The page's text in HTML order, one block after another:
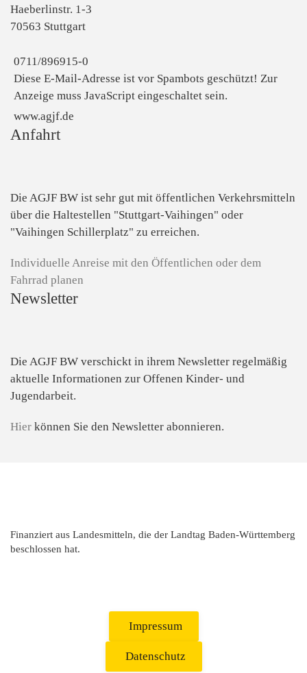
Haeberlinstr. 1-3
70563 Stuttgart
0711/896915-0
Diese E-Mail-Adresse ist vor Spambots geschützt! Zur
Anzeige muss JavaScript eingeschaltet sein.
www.agjf.de
Anfahrt
Die AGJF BW ist sehr gut mit öffentlichen Verkehrsmitteln
über die Haltestellen "Stuttgart-Vaihingen" oder
"Vaihingen Schillerplatz" zu erreichen.
Individuelle Anreise mit den Öffentlichen oder dem
Fahrrad planen
Newsletter
Die AGJF BW verschickt in ihrem Newsletter regelmäßig
aktuelle Informationen zur Offenen Kinder- und
Jugendarbeit.
Hier können Sie den Newsletter abonnieren.
Finanziert aus Landesmitteln, die der Landtag Baden-Württemberg
beschlossen hat.
Impressum
Datenschutz